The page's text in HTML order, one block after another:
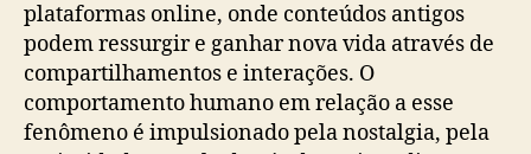
plataformas online, onde conteúdos antigos
podem ressurgir e ganhar nova vida através de
compartilhamentos e interações. O
comportamento humano em relação a esse
fenômeno é impulsionado pela nostalgia, pela